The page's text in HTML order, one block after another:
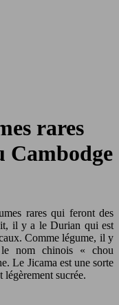
rares
Cambodge
rares qui feront des
il y a le Durian qui est
Comme légume, il y
nom chinois « chou
Le Jicama est une sorte
légèrement sucrée.